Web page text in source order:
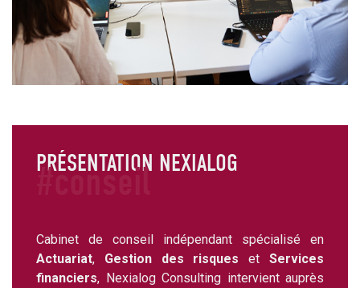
PRÉSENTATION NEXIALOG
#conseil
Cabinet de conseil indépendant spécialisé en
Actuariat, Gestion des risques etServices
financiers, Nexialog Consulting intervient auprès